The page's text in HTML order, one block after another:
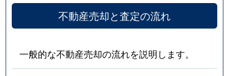
不動産売却と査定の流れ
一般的な不動産売却の流れを説明します。